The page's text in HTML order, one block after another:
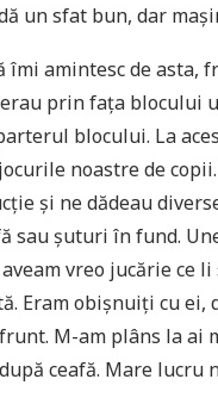
un sfat bun, dar
îmi amintesc de
prin fața blocului
blocului. La
noastre de
și ne dădeau
sau șuturi în fund.
vreo jucărie ce
Eram obișnuiți cu
M-am plâns la ai
ceafă. Mare lucru